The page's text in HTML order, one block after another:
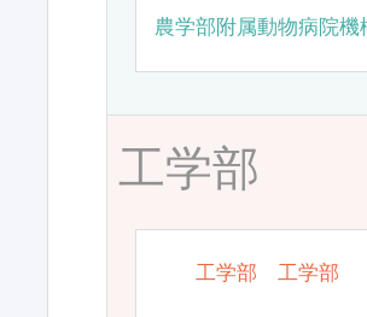
農学部附属動物病院機
工学部
工学部 工学部